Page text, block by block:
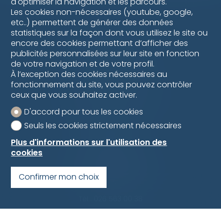
Bulliard Immobilier SA
Route d'Agy 10
1763 Granges-Paccot
Gérance:026 347 29 10
Courtage:026 347 29 00
PPE:026 347 29 80
Développement:026 347 29 60
Bulliard Immobilien
3186 Düdingen
Bulliard Immobilier SA
Rue de la Condémine 66
1630 Bulle
Les cookies non-nécessaires (youtube, google,
etc..) permettent de générer des données
statistiques sur la façon dont vous utilisez le site ou
encore des cookies permettant d’afficher des
publicités personnalisées sur leur site en fonction
de votre navigation et de votre profil.
À l’exception des cookies nécessaires au
fonctionnement du site, vous pouvez contrôler
ceux que vous souhaitez activer.
D'accord pour tous les cookies
Seuls les cookies strictement nécessaires
Plus d'informations sur l'utilisation des
cookies
Confirmer mon choix